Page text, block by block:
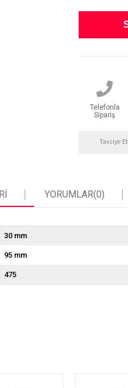
Telefonla
Sipariş
Tavsiye Et
YORUMLAR(0)
30 mm
95 mm
475